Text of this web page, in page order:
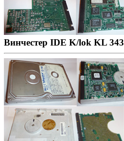
Винчестер IDE K/lok KL 343